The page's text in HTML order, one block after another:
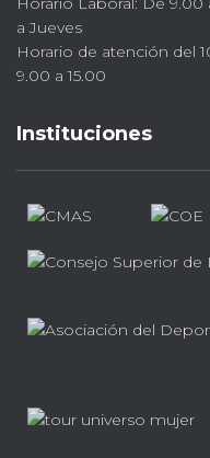
a Jueves
Horario de atención del
9.00 a 15.00
Instituciones